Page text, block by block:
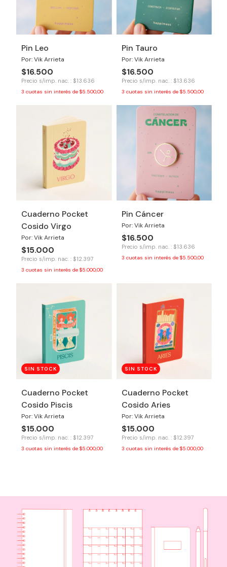
Pin Leo
Por: Vik Arrieta
$16.500
Precio s/imp. nac. : $13.636
3 cuotas sin interés de $5.500,00
Pin Tauro
Por: Vik Arrieta
$16.500
Precio s/imp. nac. : $13.636
3 cuotas sin interés de $5.500,00
Cuaderno Pocket
Cosido Virgo
Por: Vik Arrieta
$15.000
Precio s/imp. nac. : $12.397
3 cuotas sin interés de $5.000,00
Pin Cáncer
Por: Vik Arrieta
$16.500
Precio s/imp. nac. : $13.636
3 cuotas sin interés de $5.500,00
SIN STOCK
Cuaderno Pocket
Cosido Piscis
Por: Vik Arrieta
$15.000
Precio s/imp. nac. : $12.397
3 cuotas sin interés de $5.000,00
SIN STOCK
Cuaderno Pocket
Cosido Aries
Por: Vik Arrieta
$15.000
Precio s/imp. nac. : $12.397
3 cuotas sin interés de $5.000,00